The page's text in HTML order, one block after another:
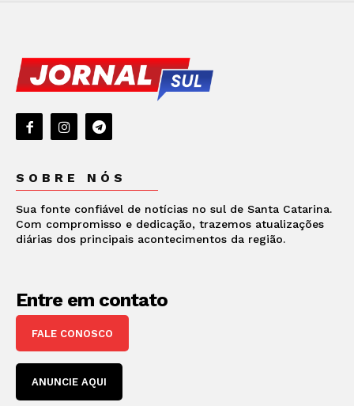
SOBRE NÓS
Sua fonte confiável de notícias no sul de Santa Catarina.
Com compromisso e dedicação, trazemos atualizações
diárias dos principais acontecimentos da região.
Entre em contato
FALE CONOSCO
ANUNCIE AQUI